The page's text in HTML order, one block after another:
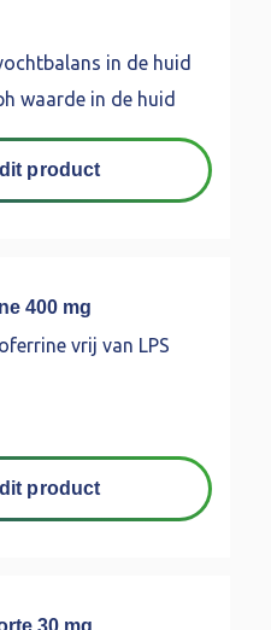
in de huid
waarde in de huid
product
400 mg
vrij van LPS
product
30 mg